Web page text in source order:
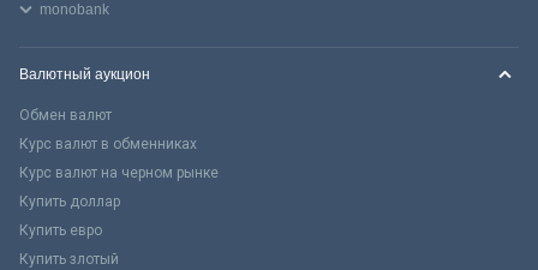
monobank
Валютный аукцион
Обмен валют
Курс валют в обменниках
Курс валют на черном рынке
Купить доллар
Купить евро
Купить злотый